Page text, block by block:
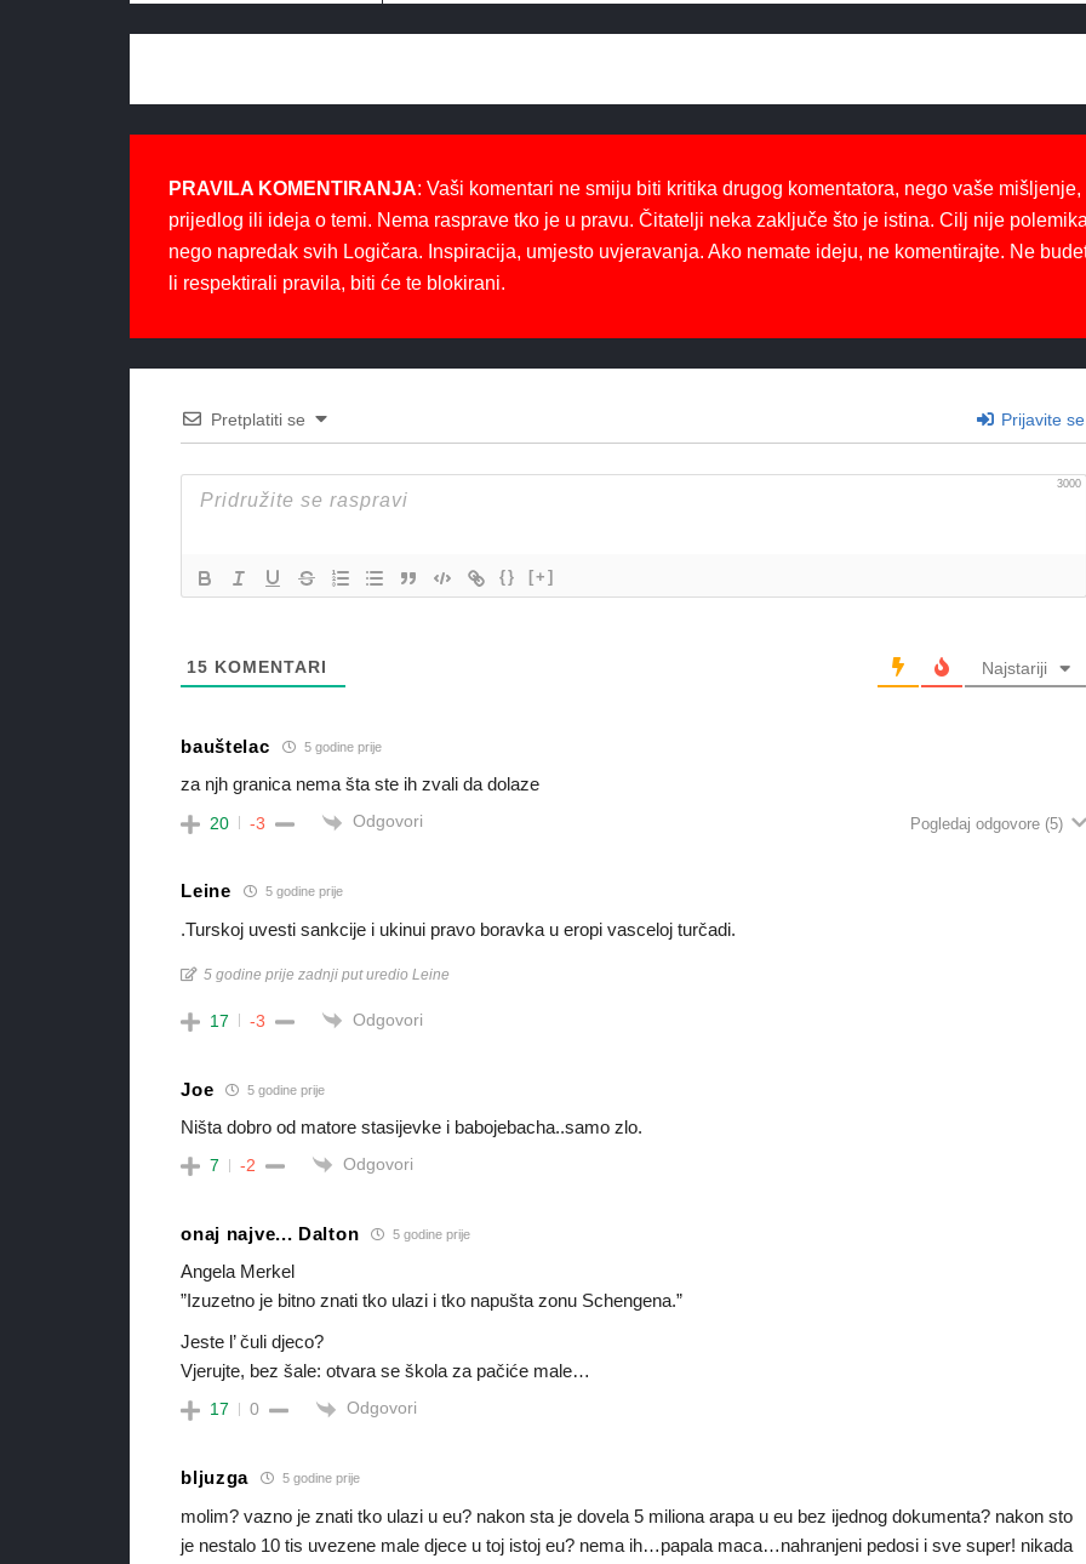
PRAVILA KOMENTIRANJA: Vaši komentari ne smiju biti kritika drugog komentatora, nego vaše mišljenje,
prijedlog ili ideja o temi. Nema rasprave tko je u pravu. Čitatelji neka zaključe što je istina. Cilj nije
nego napredak svih Logičara. Inspiracija, umjesto uvjeravanja. Ako nemate ideju, ne komentirajte. Ne
li respektirali pravila, biti će te blokirani.
Pretplatiti se Prijavite se
3000
{} [+]
15 KOMENTARI Najstariji
bauštelac 5 godine prije
za njh granica nema šta ste ih zvali da dolaze
20 -3 Odgovori Pogledaj odgovore (5)
Leine 5 godine prije
.Turskoj uvesti sankcije i ukinui pravo boravka u eropi vasceloj turčadi.
5 godine prije zadnji put uredio Leine
17 -3 Odgovori
Joe 5 godine prije
Ništa dobro od matore stasijevke i babojebacha..samo zlo.
7 -2 Odgovori
onaj najve... Dalton 5 godine prije
Angela Merkel
”Izuzetno je bitno znati tko ulazi i tko napušta zonu Schengena.”
Jeste l’ čuli djeco?
Vjerujte, bez šale: otvara se škola za pačiće male…
17 0 Odgovori
bljuzga 5 godine prije
molim? vazno je znati tko ulazi u eu? nakon sta je dovela 5 miliona arapa u eu bez ijednog dokumenta? nakon sto
je nestalo 10 tis uvezene male djece u toj istoj eu? nema ih…papala maca…nahranjeni pedosi i sve super! nikada